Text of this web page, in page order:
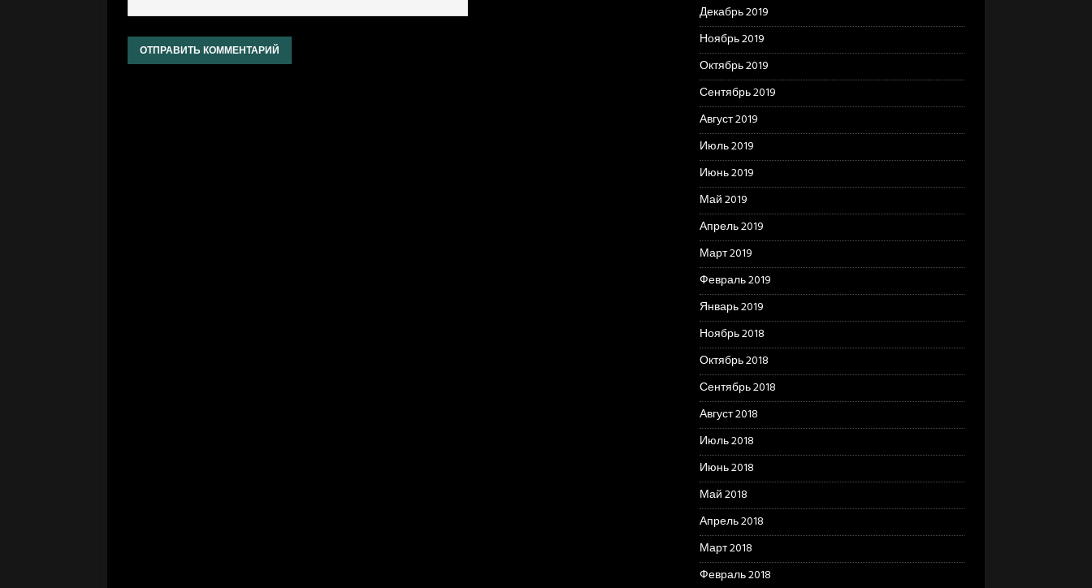
Декабрь 2019
Ноябрь 2019
Октябрь 2019
Сентябрь 2019
Август 2019
Июль 2019
Июнь 2019
Май 2019
Апрель 2019
Март 2019
Февраль 2019
Январь 2019
Ноябрь 2018
Октябрь 2018
Сентябрь 2018
Август 2018
Июль 2018
Июнь 2018
Май 2018
Апрель 2018
Март 2018
Февраль 2018